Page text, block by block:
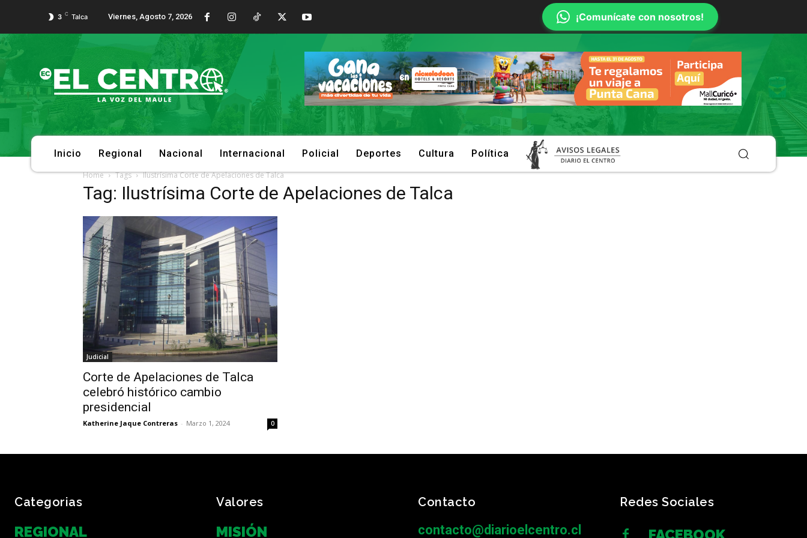
3 C Talca Viernes, Agosto 7, 2026 ¡Comunícate con nosotros!
Inicio Regional Nacional Internacional Policial Deportes Cultura Política
Home Tags Ilustrísima Corte de Apelaciones de Talca
Tag: Ilustrísima Corte de Apelaciones de Talca
Judicial
Corte de Apelaciones de Talca
celebró histórico cambio
presidencial
Katherine Jaque Contreras - Marzo 1, 2024 0
Categorias
REGIONAL
Valores
MISIÓN
Contacto
contacto@diarioelcentro.cl
Redes Sociales